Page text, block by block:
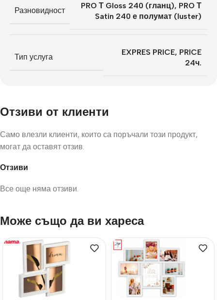
Разновидност
PRO Т Gloss 240 (гланц), PRO Т
Satin 240 е полумат (luster)
Тип услуга
EXPRES PRICE, PRICE
24ч.
Отзиви от клиенти
Отзиви
Все още няма отзиви.
Само влезли клиенти, които са поръчали този продукт,
могат да оставят отзив.
Може също да ви хареса